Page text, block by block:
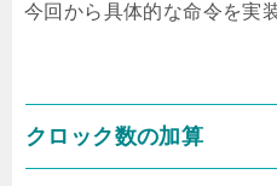
今回から具体的な命令を実
クロック数の加算